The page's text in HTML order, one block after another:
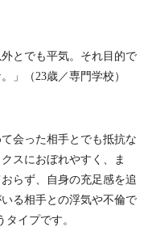
とでも平気。それ目的で
」（23歳／専門学校）
会った相手とでも抵抗な
スにおぼれやすく、ま
らず、自身の充足感を追
る相手との浮気や不倫で
イプです。